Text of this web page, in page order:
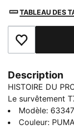
TABLEAU DES
Ajouter aux
Description
HISTOIRE DU
Le survêtement
n'a cessé de
ce modèle s’est
Modèle:
Couleur: